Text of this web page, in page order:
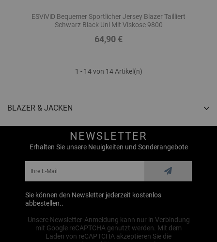
ESViViD Bequemer Sportlicher Jersey Blazer Tailliert
Schwarz Black Uni Mit Viskose 9800
Preis
64,90 €
1 - 14 von 14 Artikel(n)
BLAZER & JACKEN
NEWSLETTER
Erhalten Sie unsere Neuigkeiten und Sonderangebote
Sie können den Newsletter jederzeit kostenlos
abbestellen..
Unsere Newsletter-Anmeldung kann nur in Verbindung
mit Google reCAPTCHA genutzt werden. Mit dem
Laden von reCAPTCHA akzeptieren Sie die